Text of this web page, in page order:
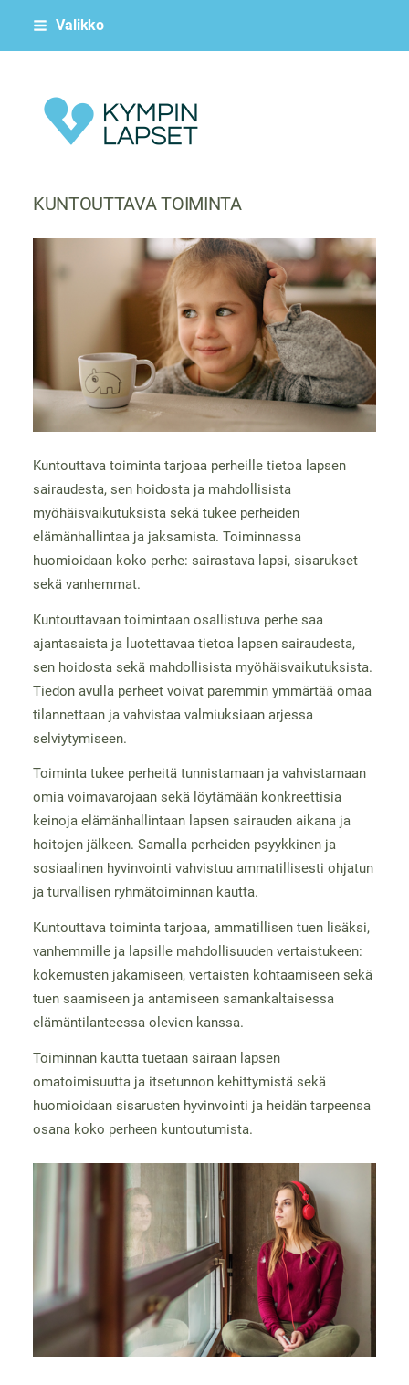
Siirry
Valikko
Kympin Lapset ry
KUNTOUTTAVA TOIMINTA
Kuntouttava toiminta tarjoaa perheille tietoa lapsen
sairaudesta, sen hoidosta ja mahdollisista
myöhäisvaikutuksista sekä tukee perheiden
elämänhallintaa ja jaksamista. Toiminnassa
huomioidaan koko perhe: sairastava lapsi, sisarukset
sekä vanhemmat.
Kuntouttavaan toimintaan osallistuva perhe saa
ajantasaista ja luotettavaa tietoa lapsen sairaudesta,
sen hoidosta sekä mahdollisista myöhäisvaikutuksista.
Tiedon avulla perheet voivat paremmin ymmärtää omaa
tilannettaan ja vahvistaa valmiuksiaan arjessa
selviytymiseen.
Toiminta tukee perheitä tunnistamaan ja vahvistamaan
omia voimavarojaan sekä löytämään konkreettisia
keinoja elämänhallintaan lapsen sairauden aikana ja
hoitojen jälkeen. Samalla perheiden psyykkinen ja
sosiaalinen hyvinvointi vahvistuu ammatillisesti ohjatun
ja turvallisen ryhmätoiminnan kautta.
Kuntouttava toiminta tarjoaa, ammatillisen tuen lisäksi,
vanhemmille ja lapsille mahdollisuuden vertaistukeen:
kokemusten jakamiseen, vertaisten kohtaamiseen sekä
tuen saamiseen ja antamiseen samankaltaisessa
elämäntilanteessa olevien kanssa.
Toiminnan kautta tuetaan sairaan lapsen
omatoimisuutta ja itsetunnon kehittymistä sekä
huomioidaan sisarusten hyvinvointi ja heidän tarpeensa
osana koko perheen kuntoutumista.